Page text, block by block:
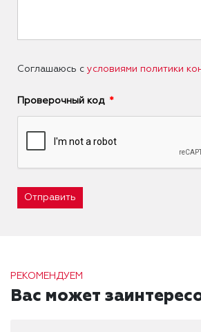
Соглашаюсь с условиями политики
Проверочный код
Отправить
РЕКОМЕНДУЕМ
Вас может